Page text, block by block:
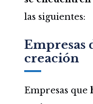
las siguientes:
Empresas
creación
Empresas que